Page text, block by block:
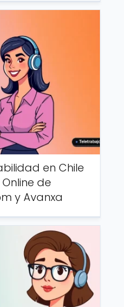
en Chile
de
y Avanxa